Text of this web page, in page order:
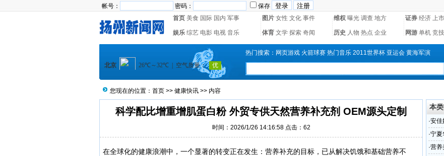
帐号： 密码： 保存
首页 美食 国际 国内 军事 图片 女性 文化 事件 维权 曝光 调查 地方 证券 经济 上市
娱乐 综艺 电影 电视 音乐 体育 文学 探索 奇闻 历史 人物 热点 企业 网游 单机 竞技
热门搜索： 网页游戏 火箭球赛 热门音乐 2011世界杯 亚运会 黄海军演
您现在的位置： 首页 >> 健康快讯 >> 内容
科学配比增重增肌蛋白粉 外贸专供天然营养补充剂 OEM源头定制
时间：2026/1/26 14:16:58 点击： 62
在全球化的健康浪潮中，一个显著的转变正在发生：营养补充的目标，已从解决饥饿和基础营养不
本
·安佳
·宁夏
进步
·营养